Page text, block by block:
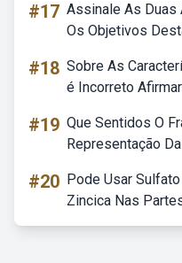
#17 Assinale As Duas
Os Objetivos
#18 Sobre As
é Incorreto
#19 Que Sentidos O
Representação
#20 Pode Usar
Zincica Nas